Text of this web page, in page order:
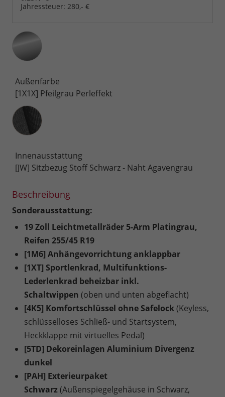
Jahressteuer: 280,- €
Außenfarbe
[1X1X] Pfeilgrau Perleffekt
Innenausstattung
Innenausstattung
[JW] Sitzbezug Stoff Schwarz - Naht Agavengrau
Beschreibung
Sonderausstattung:
19 Zoll Leichtmetallräder 5-Arm Platingrau,
Reifen 255/45 R19
[1M6] Anhängevorrichtung anklappbar
[1XT] Sportlenkrad, Multifunktions-
Lederlenkrad beheizbar inkl.
Schaltwippen (oben und unten abgeflacht)
[4K5] Komfortschlüssel ohne Safelock(Keyless,
schlüsselloses Schließ- und Startsystem,
Heckklappe mit virtuelles Pedal)
[5TD] Dekoreinlagen Aluminium Divergenz
dunkel
[PAH] Exterieurpaket
Schwarz(Außenspiegelgehäuse in Schwarz,